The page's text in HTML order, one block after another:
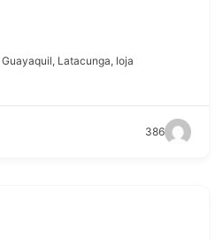
Guayaquil, Latacunga, loja
386